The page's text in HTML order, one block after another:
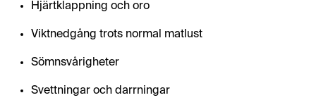
Hjärtklappning och oro
Viktnedgång trots normal matlust
Sömnsvårigheter
Svettningar och darrningar